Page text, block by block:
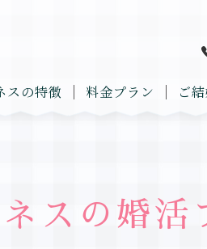
スの特徴 料金プラン ご
スの婚活